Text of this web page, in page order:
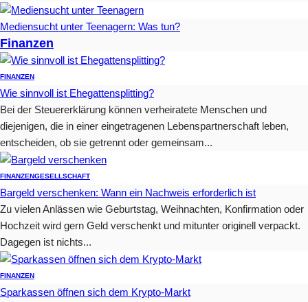
Mediensucht unter Teenagern: Was tun?
Finanzen
FINANZEN
Wie sinnvoll ist Ehegattensplitting?
Bei der Steuererklärung können verheiratete Menschen und
diejenigen, die in einer eingetragenen Lebenspartnerschaft leben,
entscheiden, ob sie getrennt oder gemeinsam...
FINANZENGESELLSCHAFT
Bargeld verschenken: Wann ein Nachweis erforderlich ist
Zu vielen Anlässen wie Geburtstag, Weihnachten, Konfirmation oder
Hochzeit wird gern Geld verschenkt und mitunter originell verpackt.
Dagegen ist nichts...
FINANZEN
Sparkassen öffnen sich dem Krypto-Markt